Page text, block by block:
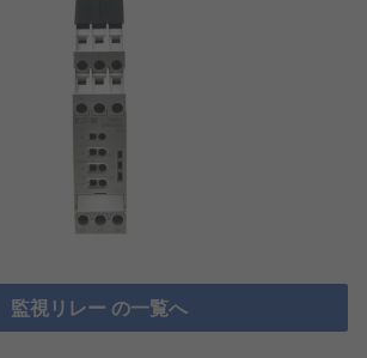
監視リレー の一覧へ